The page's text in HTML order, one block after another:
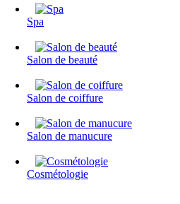
Spa
Salon de beauté
Salon de coiffure
Salon de manucure
Cosmétologie